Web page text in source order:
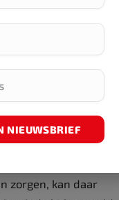
voor de pandemie.
meer onderhoud
om
vasthouden van
de industrie kampt
39 procent
zorgen, kan daar
NIEUWSBRIEF